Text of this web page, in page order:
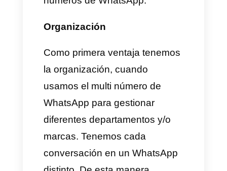
gestionar todas las marcas que
gestiona una empresa. Es
sumamente necesario contar
con un WhatsApp para cada
marca, para cada identidad
distinta.
Hay que entender que un
negocio multi-marca